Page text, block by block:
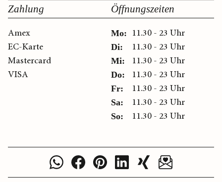
Zahlung
Amex
EC-Karte
Mastercard
VISA
Öffnungszeiten
Mo: 11.30 - 23 Uhr
Di: 11.30 - 23 Uhr
Mi: 11.30 - 23 Uhr
Do: 11.30 - 23 Uhr
Fr: 11.30 - 23 Uhr
Sa: 11.30 - 23 Uhr
So: 11.30 - 23 Uhr